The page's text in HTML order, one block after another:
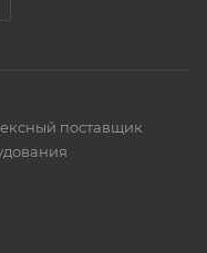
поставщик